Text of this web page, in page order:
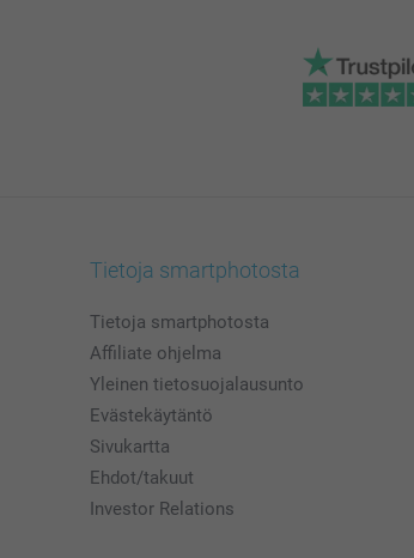
Tietoja smartphotosta
Tietoja smartphotosta
Affiliate ohjelma
Yleinen tietosuojalausunto
Evästekäytäntö
Sivukartta
Ehdot/takuut
Investor Relations